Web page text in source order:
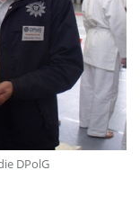
DPolG